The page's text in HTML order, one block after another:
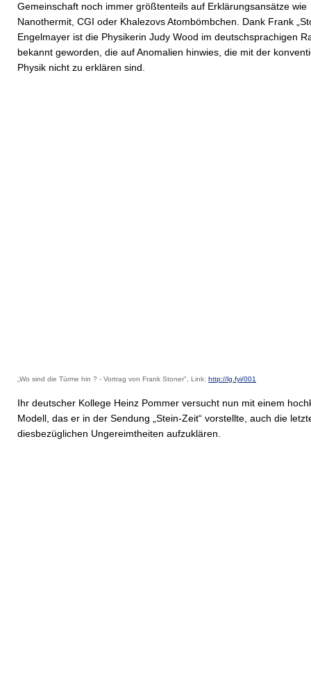
Gemeinschaft noch immer größtenteils auf Erklärungsansätze wie
Nanothermit, CGI oder Khalezovs Atombömbchen. Dank Frank
Engelmayer ist die Physikerin Judy Wood im deutschsprachigen
bekannt geworden, die auf Anomalien hinwies, die mit der
Physik nicht zu erklären sind.
„Wo sind die Türme hin ? - Vortrag von Frank Stoner", Link: http://lg.fyi/001
Ihr deutscher Kollege Heinz Pommer versucht nun mit einem
Modell, das er in der Sendung „Stein-Zeit“ vorstellte, auch die
diesbezüglichen Ungereimtheiten aufzuklären.